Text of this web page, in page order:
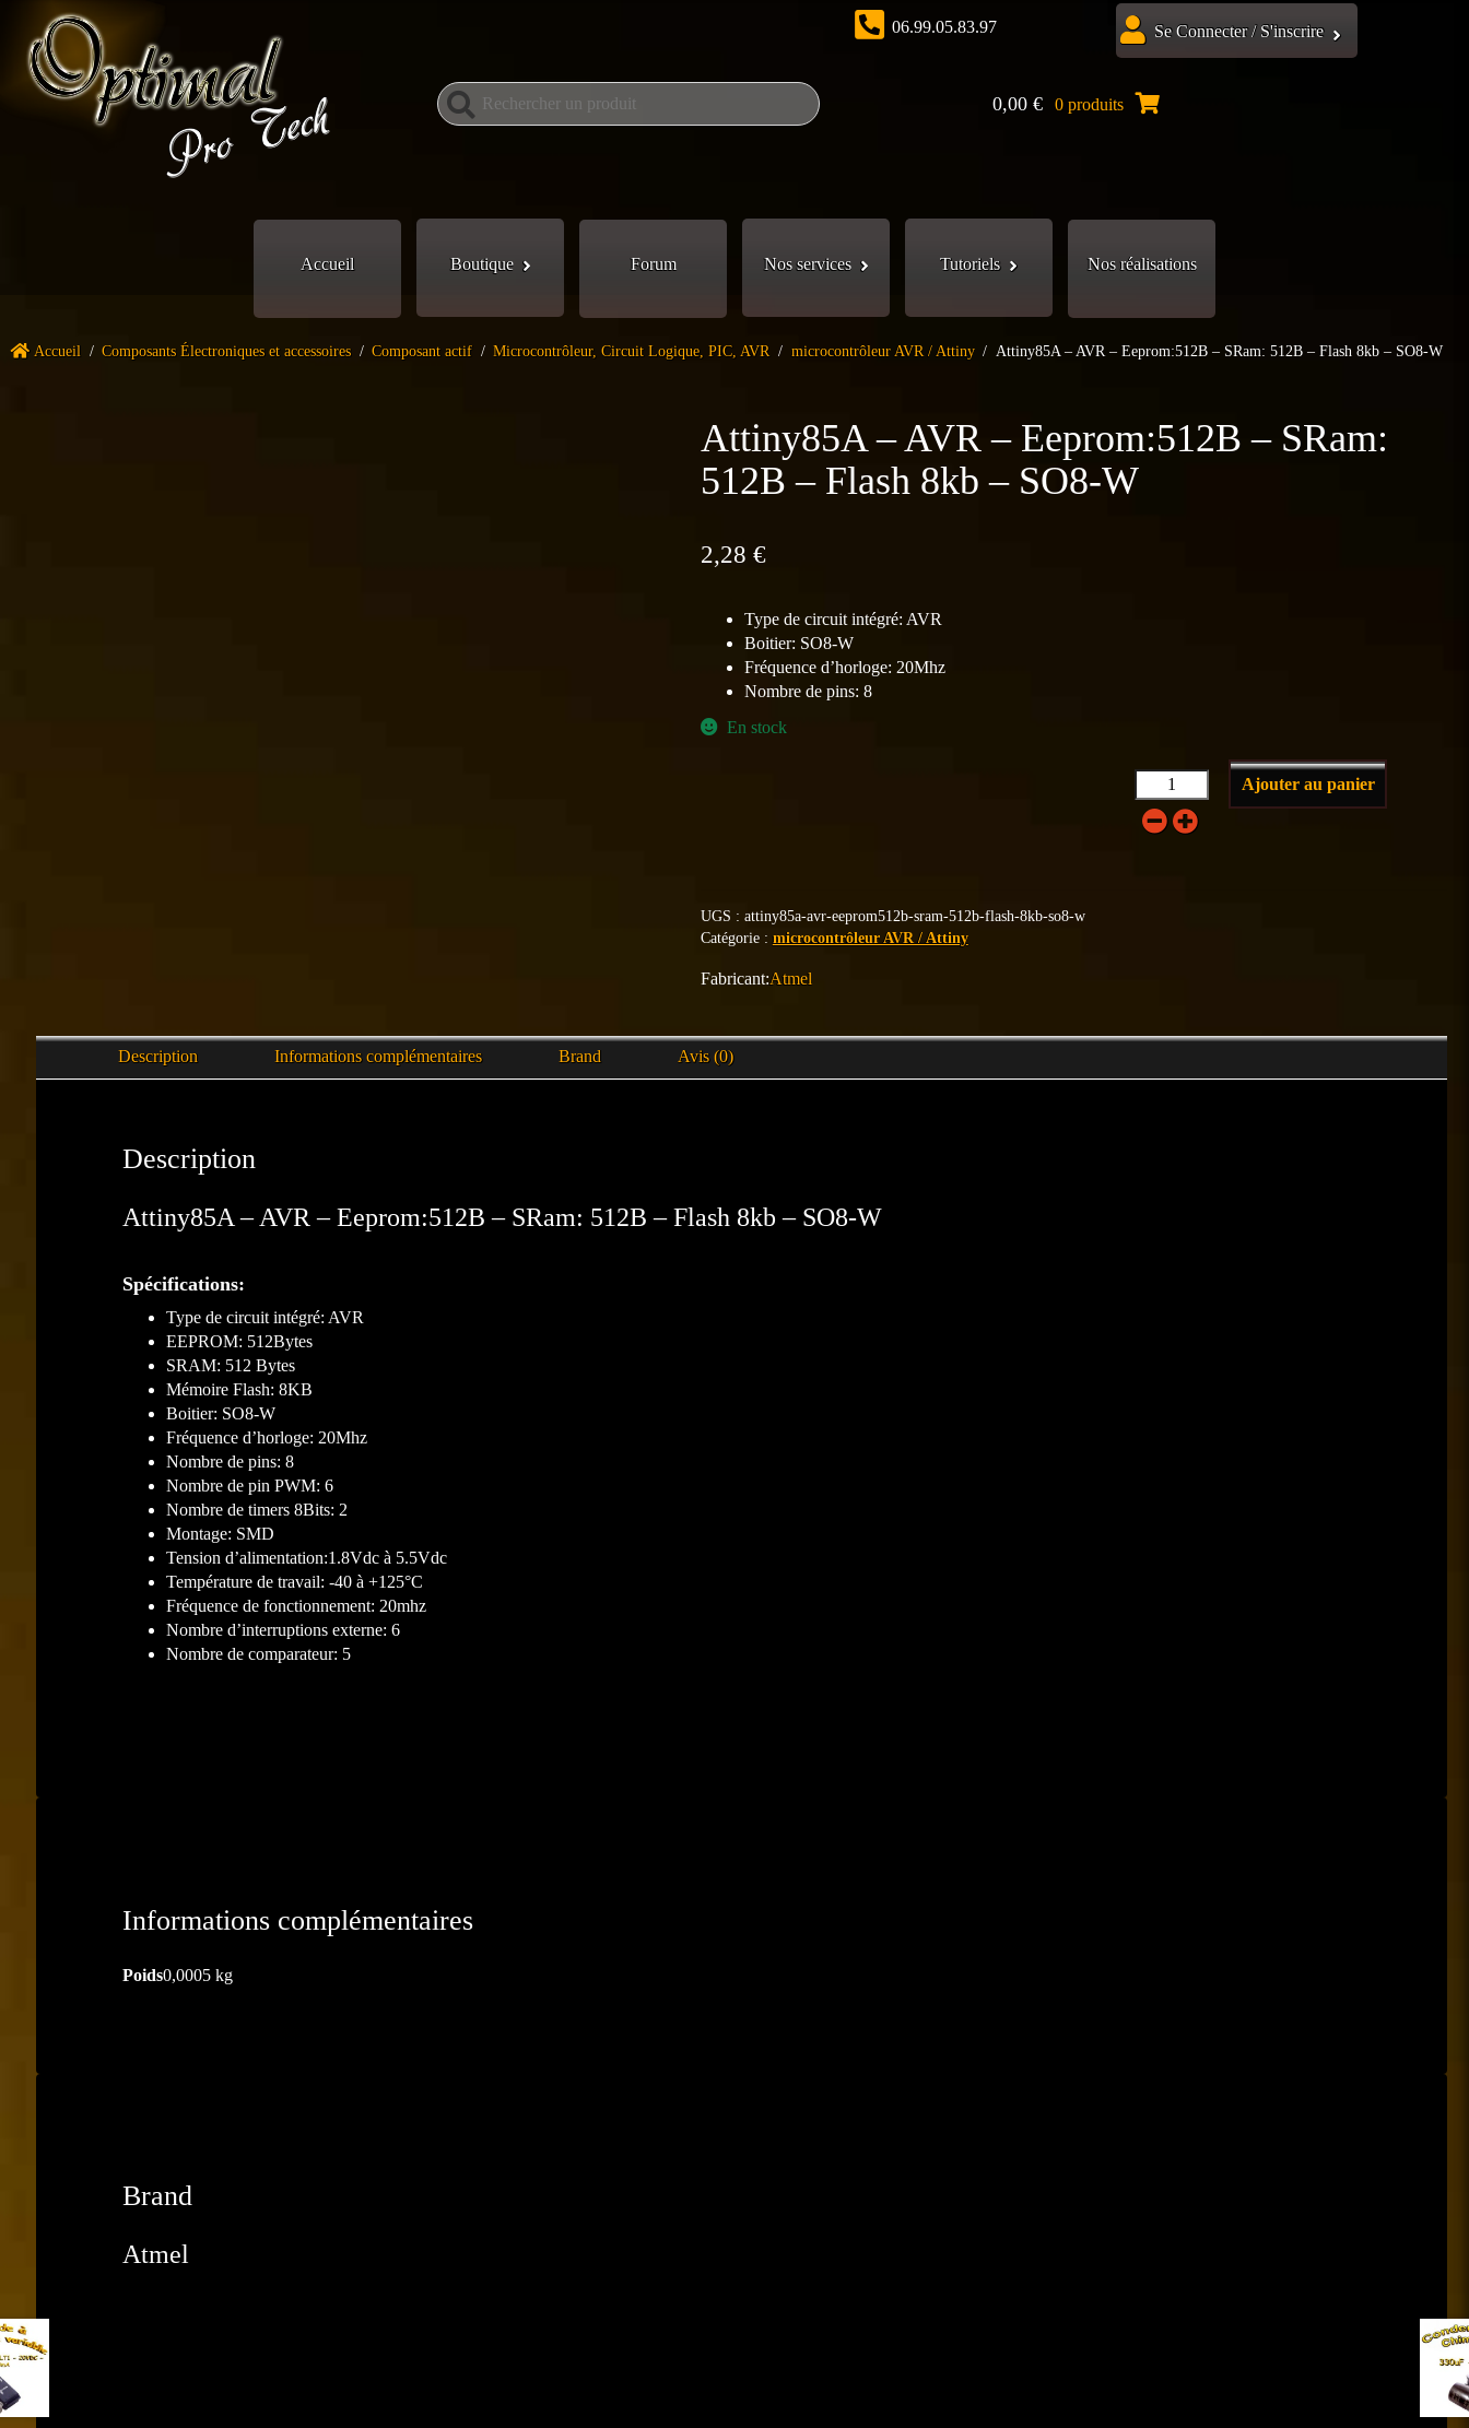
06.99.05.83.97
0,00€ 0 produits
Se Connecter / S'inscrire
Accueil Boutique Forum Nos services Tutoriels Nos réalisations
Accueil / Composants Électroniques et accessoires / Composant actif / Microcontrôleur, Circuit Logique, PIC, AVR / microcontrôleur AVR / Attiny / Attiny85A – AVR – Eeprom:512B – SRam: 512B – Flash 8kb – SO8-W
Attiny85A – AVR – Eeprom:512B – SRam:
512B – Flash 8kb – SO8-W
2,28 €
Type de circuit intégré: AVR
Boitier: SO8-W
Fréquence d’horloge: 20Mhz
Nombre de pins: 8
En stock
Ajouter au panier
UGS : attiny85a-avr-eeprom512b-sram-512b-flash-8kb-so8-w
Catégorie : microcontrôleur AVR / Attiny
Atmel
Description Informations complémentaires Brand Avis (0)
Description
Attiny85A – AVR – Eeprom:512B – SRam: 512B – Flash 8kb – SO8-W
Spécifications:
Type de circuit intégré: AVR
EEPROM: 512Bytes
SRAM: 512 Bytes
Mémoire Flash: 8KB
Boitier: SO8-W
Fréquence d’horloge: 20Mhz
Nombre de pins: 8
Nombre de pin PWM: 6
Nombre de timers 8Bits: 2
Montage: SMD
Tension d’alimentation:1.8Vdc à 5.5Vdc
Température de travail: -40 à +125°C
Fréquence de fonctionnement: 20mhz
Nombre d’interruptions externe: 6
Nombre de comparateur: 5
Informations complémentaires
Poids0,0005 kg
Brand
Atmel